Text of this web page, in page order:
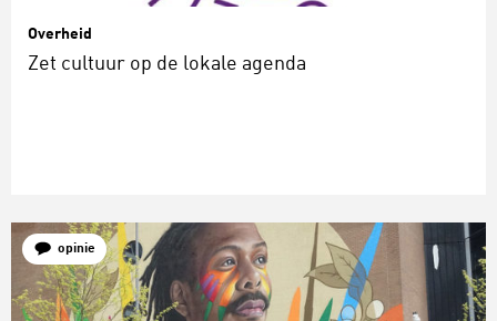
Overheid
Zet cultuur op de lokale agenda
opinie